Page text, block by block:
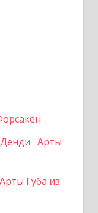
Арты
Арты Губа из